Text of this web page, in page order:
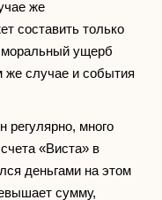
же
составить только
моральный ущерб
же случае и события
регулярно, много
«Виста» в
деньгами на этом
сумму,